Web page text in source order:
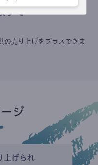
で
の売り上げをプラスできま
ジ
上げられ